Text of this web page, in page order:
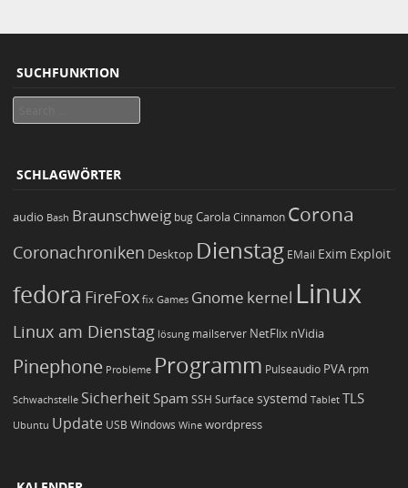
SUCHFUNKTION
SCHLAGWÖRTER
audio Bash Braunschweig bugCarola Cinnamon Corona
Coronachroniken Desktop Dienstag EMail Exim Exploit
fedora FireFox fix Games Gnome kernel Linux
Linux am Dienstag lösung mailserver NetFlix nVidia
Pinephone Probleme Programm Pulseaudio PVA rpm
Schwachstelle Sicherheit Spam SSH Surface systemd Tablet TLS
Ubuntu Update USB Windows Wine wordpress